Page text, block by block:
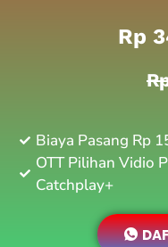
Rp
Biaya Pasang Rp
OTT Pilihan Vidio
Catchplay+